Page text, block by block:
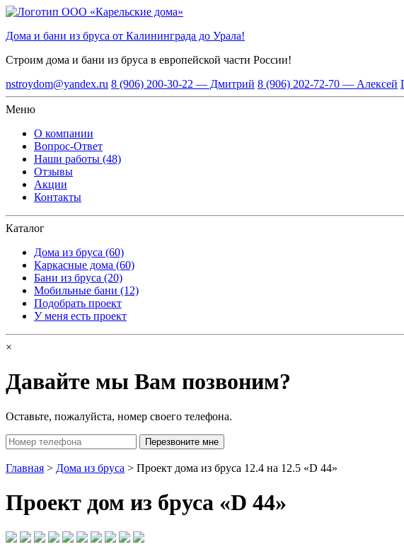
Дома и бани из бруса от Калининграда до Урала!
Строим дома и бани из бруса в европейской части России!
nstroydom@yandex.ru 8 (906) 200-30-22 — Дмитрий 8 (906) 202-72-70 — Алексей
Меню
О компании
Вопрос-Ответ
Наши работы (48)
Отзывы
Акции
Контакты
Каталог
Дома из бруса (60)
Каркасные дома (60)
Бани из бруса (20)
Мобильные бани (12)
Подобрать проект
У меня есть проект
×
Давайте мы Вам позвоним?
Оставьте, пожалуйста, номер своего телефона.
Главная > Дома из бруса > Проект дома из бруса 12.4 на 12.5 «D 44»
Проект дом из бруса «D 44»